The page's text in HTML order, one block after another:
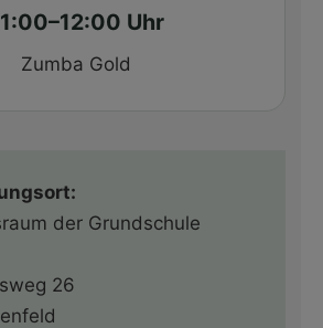
Uhr
Zumba Gold
der Grundschule
26